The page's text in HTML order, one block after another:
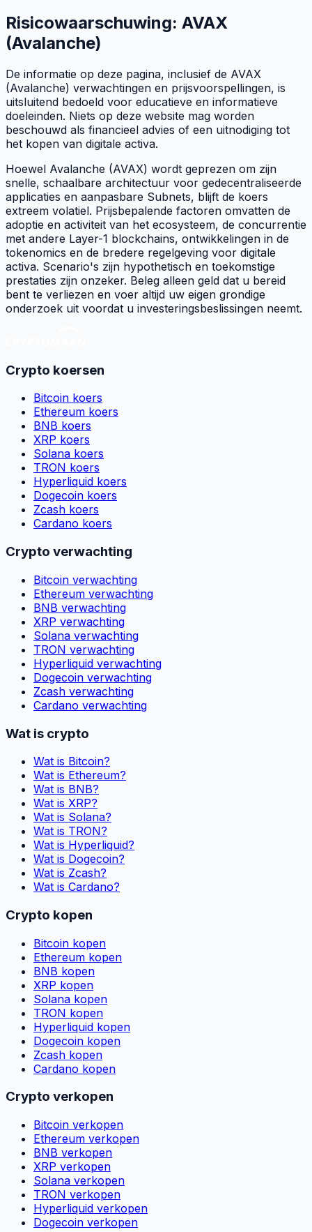
Risicowaarschuwing: AVAX
(Avalanche)
De informatie op deze pagina, inclusief de AVAX
(Avalanche) verwachtingen en prijsvoorspellingen, is
uitsluitend bedoeld voor educatieve en informatieve
doeleinden. Niets op deze website mag worden
beschouwd als financieel advies of een uitnodiging tot
het kopen van digitale activa.
Hoewel Avalanche (AVAX) wordt geprezen om zijn
snelle, schaalbare architectuur voor gedecentraliseerde
applicaties en aanpasbare Subnets, blijft de koers
extreem volatiel. Prijsbepalende factoren omvatten de
adoptie en activiteit van het ecosysteem, de concurrentie
met andere Layer-1 blockchains, ontwikkelingen in de
tokenomics en de bredere regelgeving voor digitale
activa. Scenario's zijn hypothetisch en toekomstige
prestaties zijn onzeker. Beleg alleen geld dat u bereid
bent te verliezen en voer altijd uw eigen grondige
onderzoek uit voordat u investeringsbeslissingen neemt.
Crypto koersen
Bitcoin koers
Ethereum koers
BNB koers
XRP koers
Solana koers
TRON koers
Hyperliquid koers
Dogecoin koers
Zcash koers
Cardano koers
Crypto verwachting
Bitcoin verwachting
Ethereum verwachting
BNB verwachting
XRP verwachting
Solana verwachting
TRON verwachting
Hyperliquid verwachting
Dogecoin verwachting
Zcash verwachting
Cardano verwachting
Wat is crypto
Wat is Bitcoin?
Wat is Ethereum?
Wat is BNB?
Wat is XRP?
Wat is Solana?
Wat is TRON?
Wat is Hyperliquid?
Wat is Dogecoin?
Wat is Zcash?
Wat is Cardano?
Crypto kopen
Bitcoin kopen
Ethereum kopen
BNB kopen
XRP kopen
Solana kopen
TRON kopen
Hyperliquid kopen
Dogecoin kopen
Zcash kopen
Cardano kopen
Crypto verkopen
Bitcoin verkopen
Ethereum verkopen
BNB verkopen
XRP verkopen
Solana verkopen
TRON verkopen
Hyperliquid verkopen
Dogecoin verkopen